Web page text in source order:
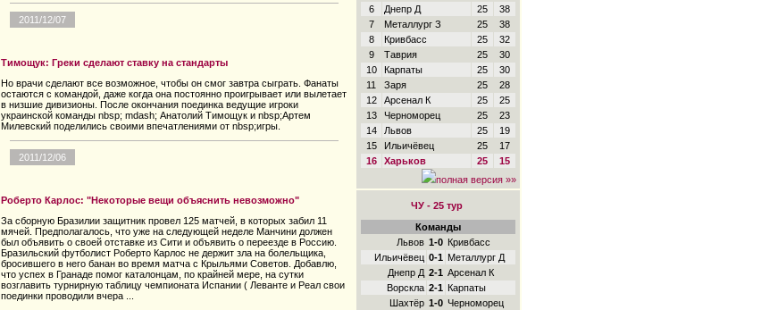
2011/12/07
Тимощук: Греки сделают ставку на стандарты
Но врачи сделают все возможное, чтобы он смог завтра сыграть. Фанаты
остаются с командой, даже когда она постоянно проигрывает или вылетает
в низшие дивизионы. После окончания поединка ведущие игроки
украинской команды nbsp; mdash; Анатолий Тимощук и nbsp;Артем
Милевский поделились своими впечатлениями от nbsp;игры.
2011/12/06
Роберто Карлос: "Некоторые вещи объяснить невозможно"
За сборную Бразилии защитник провел 125 матчей, в которых забил 11
мячей. Предполагалось, что уже на следующей неделе Манчини должен
был объявить о своей отставке из Сити и объявить о переезде в Россию.
Бразильский футболист Роберто Карлос не держит зла на болельщика,
бросившего в него банан во время матча с Крыльями Советов. Добавлю,
что успех в Гранаде помог каталонцам, по крайней мере, на сутки
возглавить турнирную таблицу чемпионата Испании ( Леванте и Реал свои
поединки проводили вчера ...
6
Днепр Д 25
38
7
Металлург З 25
38
8
Кривбасс 25
32
9
Таврия 25
30
10
Карпаты 25
30
11
Заря 25
28
12
Арсенал К 25
25
13
Черноморец 25
23
14
Львов 25
19
15
Ильичёвец 25
17
16
Харьков 25
15
полная версия »»
ЧУ - 25 тур
Команды
Львов 1-0 Кривбасс
Ильичёвец 0-1 Металлург Д
Днепр Д 2-1 Арсенал К
Ворскла 2-1 Карпаты
Шахтёр 1-0 Черноморец